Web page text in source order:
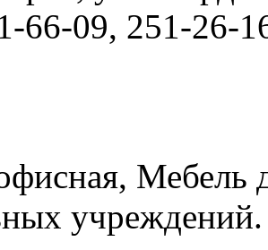
66-09, 251-26-
Мебель
учреждений.